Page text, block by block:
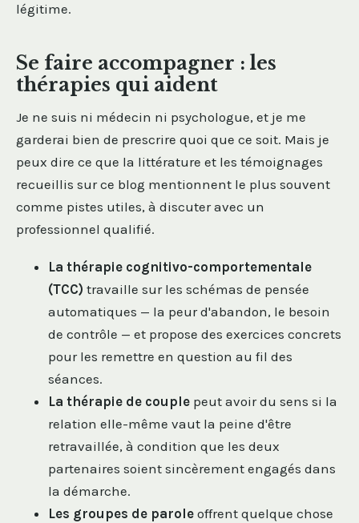
légitime.
Se faire accompagner : les
thérapies qui aident
Je ne suis ni médecin ni psychologue, et je me
garderai bien de prescrire quoi que ce soit. Mais je
peux dire ce que la littérature et les témoignages
recueillis sur ce blog mentionnent le plus souvent
comme pistes utiles, à discuter avec un
professionnel qualifié.
La thérapie cognitivo-comportementale
(TCC) travaille sur les schémas de pensée
automatiques — la peur d'abandon, le besoin
de contrôle — et propose des exercices concrets
pour les remettre en question au fil des
séances.
La thérapie de couple peut avoir du sens si la
relation elle-même vaut la peine d'être
retravaillée, à condition que les deux
partenaires soient sincèrement engagés dans
la démarche.
Les groupes de parole offrent quelque chose